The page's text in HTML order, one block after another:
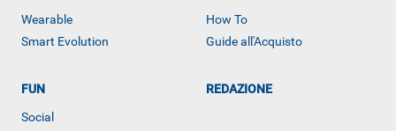
Wearable
Smart Evolution
How To
Guide all'Acquisto
FUN
Social
REDAZIONE